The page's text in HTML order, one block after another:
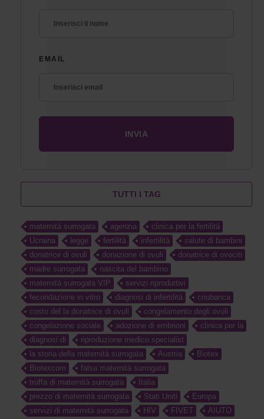
EMAIL
TUTTI I TAG
maternità surrogata agenzia
clinica per la fertilità
Ucraina
legge fertilità infertilità
salute di bambini
donatrice di ovuli
donazione di ovuli
donatrice di ovociti
madre surrogata
nascita del bambino
maternità surrogata VIP
servizi riproduttivi
fecondazione in vitro
diagnosi di infertilità
criobanca
costo del la donatrice di ovuli
congelamento degli ovuli
congelazione sociale
adozione di embrioni
clinica per la
diagnosi di
riproduzione medico specialist
la storia della maternità surrogata
Austria
Biotex
Biotexcom
falsa maternità surrogata
truffa di maternità surrogata
Italia
prezzo di maternità surrogata
Stati Uniti
Europa
servizi di maternità surrogata
HIV FIVET
AIUTO